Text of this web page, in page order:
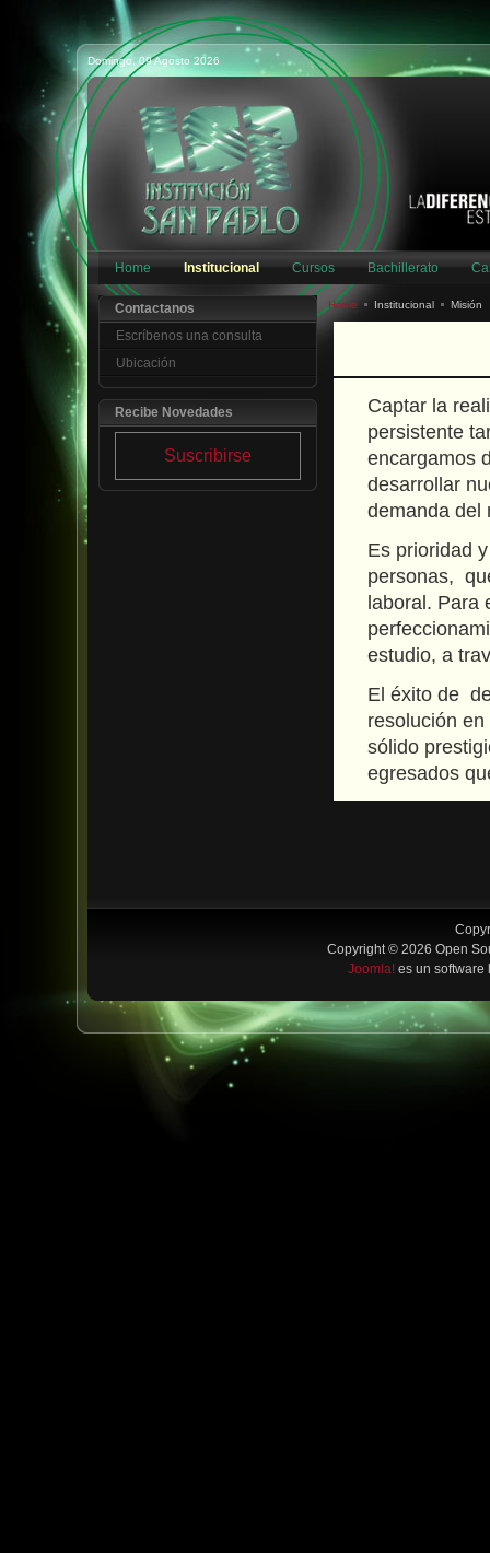
Domingo, 09 Agosto 2026
Home Institucional Cursos Bachillerato
Contactanos
Escríbenos una consulta
Ubicación
Recibe Novedades
Suscribirse
Home Institucional Misión
Captar la
persistente
encargamos
desarrollar
demanda del
Es prioridad
personas,
laboral. Para
estudio, a
El éxito de
resolución
sólido
egresados
Copyright © 2026 Open
Joomla! es un